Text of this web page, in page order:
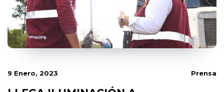
9 Enero, 2023 Prensa